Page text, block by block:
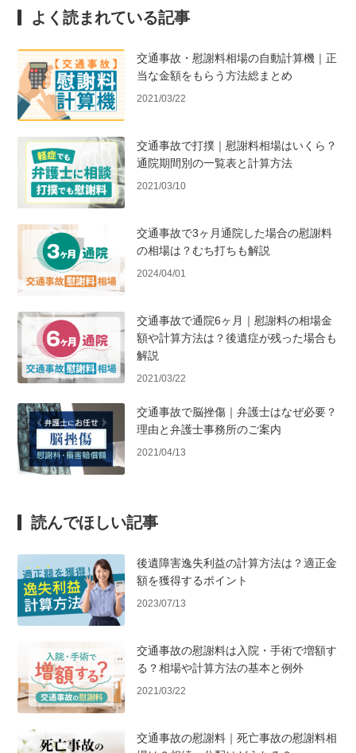
よく読まれている記事
交通事故・慰謝料相場の自動計算機｜正
当な金額をもらう方法総まとめ
2021/03/22
交通事故で打撲｜慰謝料相場はいくら？
通院期間別の一覧表と計算方法
2021/03/10
交通事故で3ヶ月通院した場合の慰謝料
の相場は？むち打ちも解説
2024/04/01
交通事故で通院6ヶ月｜慰謝料の相場金
額や計算方法は？後遺症が残った場合も
解説
2021/03/22
交通事故で脳挫傷｜弁護士はなぜ必要？
理由と弁護士事務所のご案内
2021/04/13
読んでほしい記事
後遺障害逸失利益の計算方法は？適正金
額を獲得するポイント
2023/07/13
交通事故の慰謝料は入院・手術で増額す
る？相場や計算方法の基本と例外
2021/03/22
交通事故の慰謝料｜死亡事故の慰謝料相